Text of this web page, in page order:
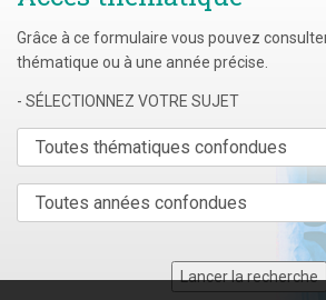
Grâce à ce formulaire vous pouvez
thématique ou à une année précise.
- SÉLECTIONNEZ VOTRE SUJET